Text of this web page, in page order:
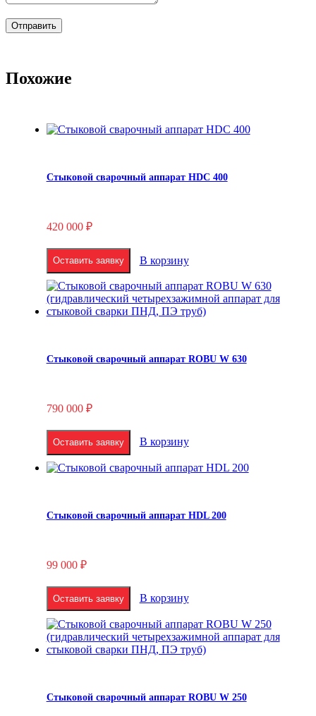
Похожие
Стыковой сварочный аппарат HDC 400
420 000 ₽
Оставить заявку В корзину
Стыковой сварочный аппарат ROBU W 630
790 000 ₽
Оставить заявку В корзину
Стыковой сварочный аппарат HDL 200
99 000 ₽
Оставить заявку В корзину
Стыковой сварочный аппарат ROBU W 250